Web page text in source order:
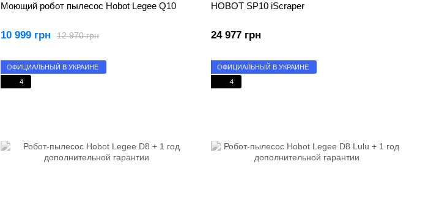
Моющий робот пылесос Hobot Legee Q10
12 970 грн
10 999 грн
HOBOT SP10 iScraper
24 977 грн
ОФИЦИАЛЬНЫЙ В УКРАИНЕ
4
ОФИЦИАЛЬНЫЙ В УКРАИНЕ
4